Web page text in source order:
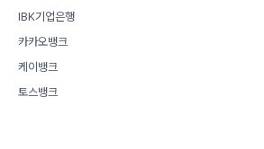
IBK기업은행
카카오뱅크
케이뱅크
토스뱅크